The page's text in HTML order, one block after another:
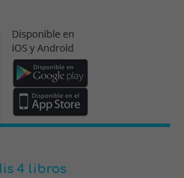
4 libros